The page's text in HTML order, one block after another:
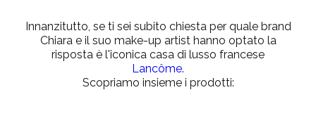
Innanzitutto, se ti sei subito chiesta per quale brand
Chiara e il suo make-up artist hanno optato la
risposta è l'iconica casa di lusso francese
Lancôme.
Scopriamo insieme i prodotti: